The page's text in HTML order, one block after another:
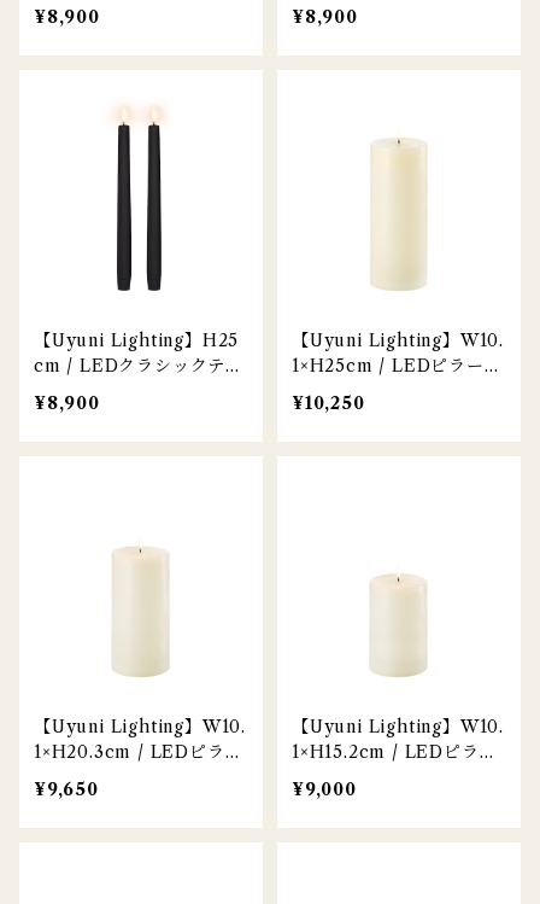
パーキャンドル / ダステ
¥8,900
パーキャンドル / サンド
ストーン / 2本セット
¥8,900
【Uyuni Lighting】H25
cm / LEDクラシックテー
パーキャンドル / プレー
¥8,900
【Uyuni Lighting】W10.
1×H25cm / LEDピラーキ
ャンドル / アイボリー
¥10,250
【Uyuni Lighting】W10.
1×H20.3cm / LEDピラー
キャンドル / アイボリー
¥9,650
【Uyuni Lighting】W10.
1×H15.2cm / LEDピラー
¥9,000